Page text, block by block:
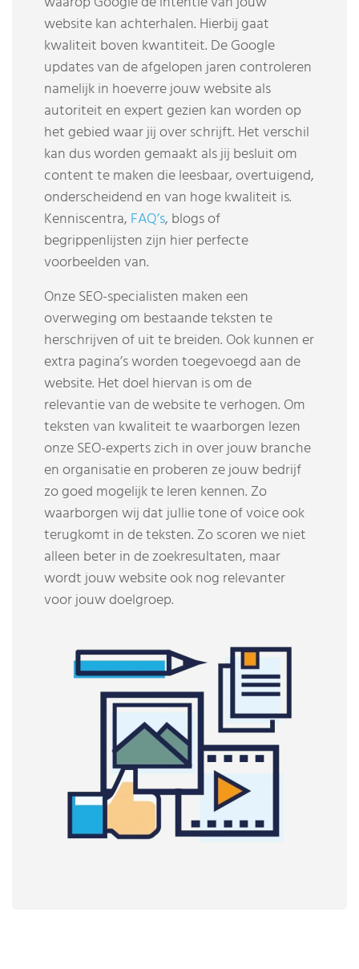
website kan achterhalen. Hierbij gaat
kwaliteit boven kwantiteit. De Google
updates van de afgelopen jaren controleren
namelijk in hoeverre jouw website als
autoriteit en expert gezien kan worden op
het gebied waar jij over schrijft. Het verschil
kan dus worden gemaakt als jij besluit om
content te maken die leesbaar, overtuigend,
onderscheidend en van hoge kwaliteit is.
Kenniscentra, FAQ’s, blogs of
begrippenlijsten zijn hier perfecte
voorbeelden van.
Onze SEO-specialisten maken een
overweging om bestaande teksten te
herschrijven of uit te breiden. Ook kunnen er
extra pagina’s worden toegevoegd aan de
website. Het doel hiervan is om de
relevantie van de website te verhogen. Om
teksten van kwaliteit te waarborgen lezen
onze SEO-experts zich in over jouw branche
en organisatie en proberen ze jouw bedrijf
zo goed mogelijk te leren kennen. Zo
waarborgen wij dat jullie tone of voice ook
terugkomt in de teksten. Zo scoren we niet
alleen beter in de zoekresultaten, maar
wordt jouw website ook nog relevanter
voor jouw doelgroep.